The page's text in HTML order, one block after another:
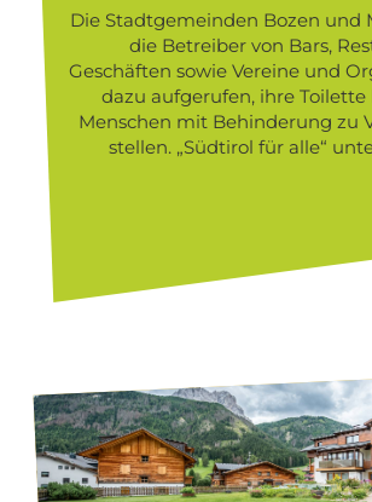
Die Stadtgemeinden Bozen und
die Betreiber von Bars,
Geschäften sowie Vereine und
dazu aufgerufen, ihre Toilette
Menschen mit Behinderung zu
stellen. „Südtirol für alle“